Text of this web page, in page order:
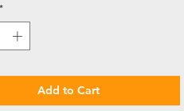
y del propio maestro Brouwer
de Canadá.
movimiento, más exactamente
El motivo con que
*
Add to Cart